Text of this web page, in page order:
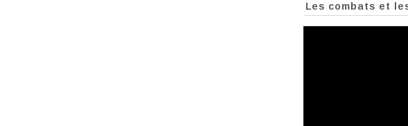
Les combats et